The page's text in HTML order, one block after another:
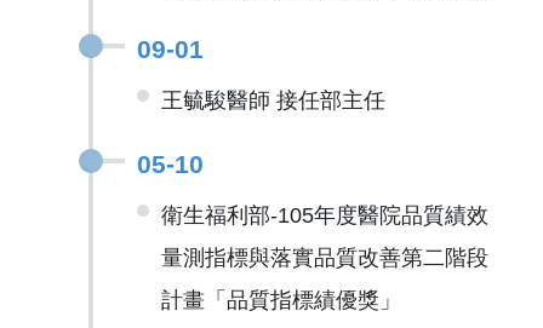
09-01
王毓駿醫師 接任部主任
05-10
衛生福利部-105年度醫院品質績效
量測指標與落實品質改善第二階段
計畫「品質指標績優獎」